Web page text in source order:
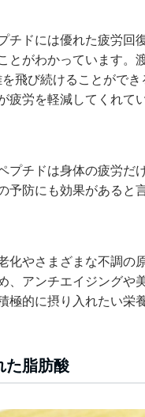
チドには優れた疲労回
とがわかっています。
飛び続けることができ
疲労を軽減してくれて
プチドは身体の疲労だ
予防にも効果があると
化やさまざまな不調の
、アンチエイジングや
極的に摂り入れたい栄
た脂肪酸